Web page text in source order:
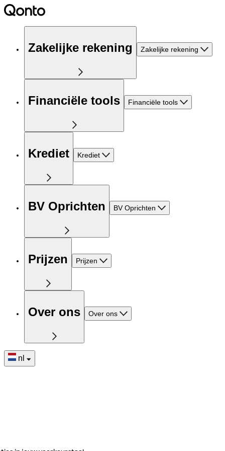
Zakelijke rekening Zakelijke rekening
Financiële tools Financiële tools
Krediet Krediet
BV Oprichten BV Oprichten
Prijzen Prijzen
Over ons Over ons
nl